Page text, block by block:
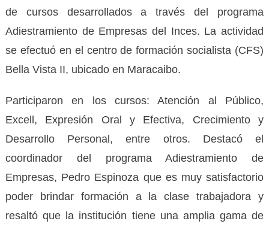
de cursos desarrollados a través del programa
Adiestramiento de Empresas del Inces. La actividad
se efectuó en el centro de formación socialista (CFS)
Bella Vista II, ubicado en Maracaibo.
Participaron en los cursos: Atención al Público,
Excell, Expresión Oral y Efectiva, Crecimiento y
Desarrollo Personal, entre otros. Destacó el
coordinador del programa Adiestramiento de
Empresas, Pedro Espinoza que es muy satisfactorio
poder brindar formación a la clase trabajadora y
resaltó que la institución tiene una amplia gama de